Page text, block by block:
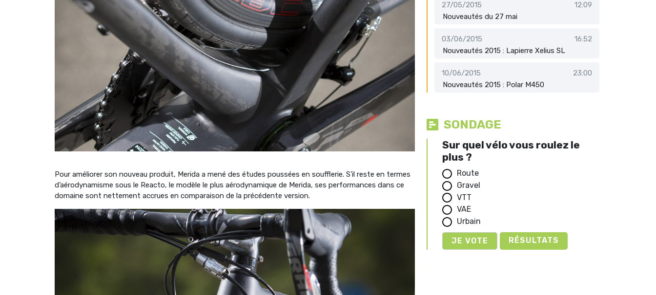
Pour améliorer son nouveau produit, Merida a mené des études poussées en soufflerie. S’il reste en termes
d’aérodynamisme sous le Reacto, le modèle le plus aérodynamique de Merida, ses performances dans ce
domaine sont nettement accrues en comparaison de la précédente version.
27/05/2015
12:09
Nouveautés du 27 mai
03/06/2015
16:52
Nouveautés 2015 : Lapierre Xelius SL
10/06/2015
23:00
Nouveautés 2015 : Polar M450
SONDAGE
Sur quel vélo vous roulez le
plus ?
Route
Gravel
VTT
VAE
Urbain
RÉSULTATS